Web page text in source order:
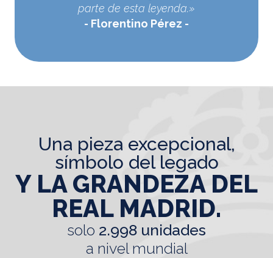
parte de esta leyenda.»
Florentino Pérez
una pieza excepcional,
símbolo del legado
Y LA GRANDEZA DEL
REAL MADRID.
solo 2.998 unidades
a nivel mundial